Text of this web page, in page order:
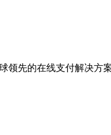
先的在线支付解决方